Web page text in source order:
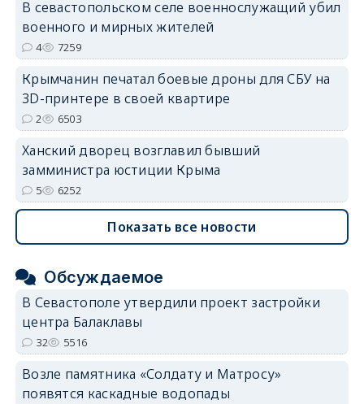
В севастопольском селе военнослужащий убил
военного и мирных жителей
4 7259
Крымчанин печатал боевые дроны для СБУ на
3D-принтере в своей квартире
2 6503
Ханский дворец возглавил бывший
замминистра юстиции Крыма
5 6252
Показать все новости
Обсуждаемое
В Севастополе утвердили проект застройки
центра Балаклавы
32 5516
Возле памятника «Солдату и Матросу»
появятся каскадные водопады